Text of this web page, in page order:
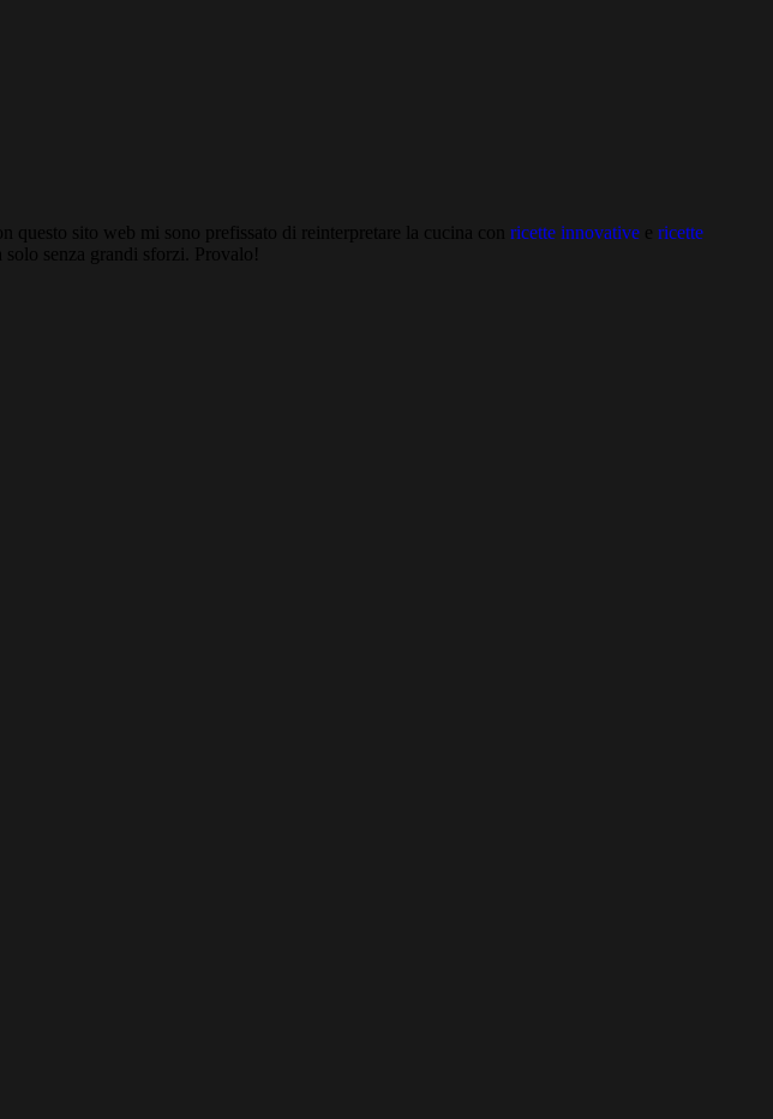
sito web mi sono prefissato di reinterpretare la cucina con ricette innovative e ricette
solo senza grandi sforzi. Provalo!